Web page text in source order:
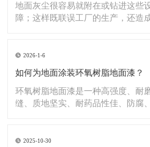
地面灰尘很容易就附在或钻进这些
障；这样既联误工厂的生产，还造
2026-1-6
如何为地面涂装环氧树脂地面漆？
环氧树脂地面漆是一种高强度、耐
缝、质地坚实、耐药品性佳、防腐
2025-10-30